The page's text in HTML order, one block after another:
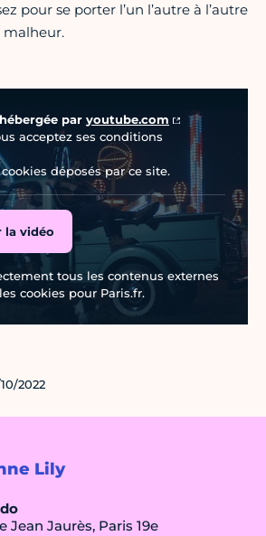
Lily
Jean Jaurès, Paris 19e
pour se porter l’un l’autre à l’autre
malheur.
par youtube.com
acceptez ses conditions
déposés par ce site.
la vidéo
tous les contenus externes
cookies pour Paris.fr.
2022